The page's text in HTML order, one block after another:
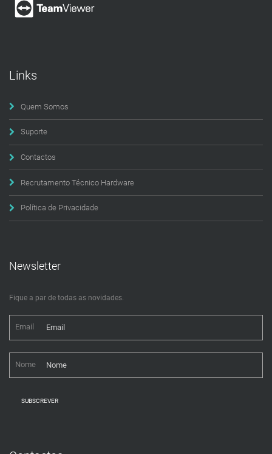
Links
Quem Somos
Suporte
Contactos
Recrutamento Técnico Hardware
Política de Privacidade
Newsletter
Fique a par de todas as novidades.
Email
Nome
SUBSCREVER